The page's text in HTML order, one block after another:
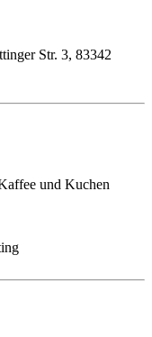
Str. 3, 83342
und Kuchen